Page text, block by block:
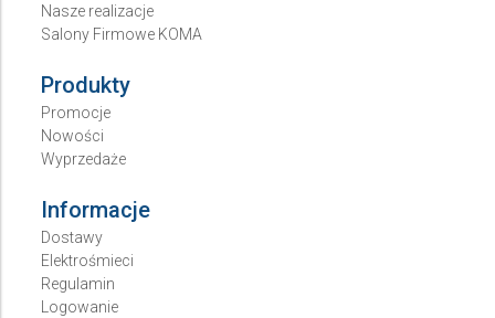
Nasze realizacje
Salony Firmowe KOMA
Produkty
Promocje
Nowości
Wyprzedaże
Informacje
Dostawy
Elektrośmieci
Regulamin
Logowanie